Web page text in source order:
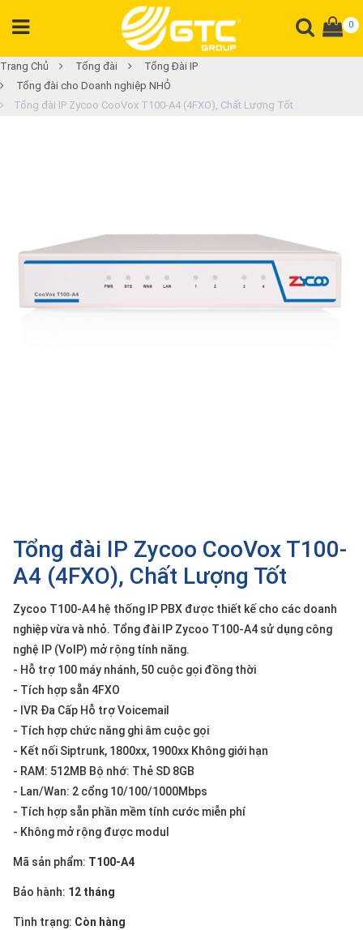
0
Trang Chủ Tổng đài
Tổng Đài IP
Tổng đài cho Doanh nghiệp NHỎ
Tổng đài IP Zycoo CooVox T100-A4 (4FXO), Chất Lượng Tốt
Tổng đài IP Zycoo CooVox T100-
A4 (4FXO), Chất Lượng Tốt
Zycoo T100-A4 hệ thống IP PBX được thiết kế cho các doanh
nghiệp vừa và nhỏ. Tổng đài IP Zycoo T100-A4 sử dụng công
nghệ IP (VoIP) mở rộng tính năng.
- Hỗ trợ 100 máy nhánh, 50 cuộc gọi đồng thời
- Tích hợp sẵn 4FXO
- IVR Đa Cấp Hỗ trợ Voicemail
- Tích hợp chức năng ghi âm cuộc gọi
- Kết nối Siptrunk, 1800xx, 1900xx Không giới hạn
- RAM: 512MB Bộ nhớ: Thẻ SD 8GB
- Lan/Wan: 2 cổng 10/100/1000Mbps
- Tích hợp sẵn phần mềm tính cước miễn phí
- Không mở rộng được modul
Mã sản phẩm: T100-A4
Bảo hành: 12 tháng
Tình trạng: Còn hàng
DANH
MỤC
SẢN
Tai
Gateway
Dịch
trợ
Tin
tức
Liên
hệ
Giới
thiệu
NGÔN
NGỮ
Tiếng